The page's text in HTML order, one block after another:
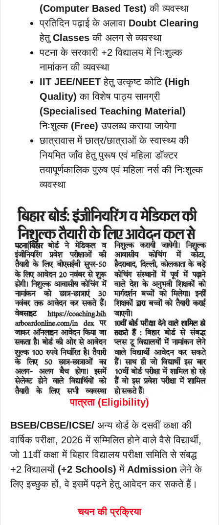
(Computer Based Test)की व्यवस्था
प्रतिदिन पढ़ाई के अलावा Doubt Clearing
हेतुClassesकी अलग से व्यवस्था
पटना के सरकारी +2 विद्यालय में निःशुल्क
नामांकन की व्यवस्था
IIT JEE/NEETहेतु उत्कृष्ट कोटि (High
Quality)का विशेष पाठ्य सामग्री
(Specialised Teaching Material)
निःशुल्क (Free) उपलब्ध कराया जायेगा
छात्रावास में छात्र/छात्राओं के स्वास्थ्य की
नियमित जाँव हेतु पुरूष एवं महिला डॉक्टर
तयापूर्णकालिक पुरुष एवं महिला नर्स की निःशुल्क
व्यवस्था
पात्रता (Eligibility)
BSEB/CBSE/ICSE/ अन्य बोर्ड के दसवीं कक्षा की
वार्षिक परीक्षा, 2026 में सम्मिलित होने वाले वैसे विद्यार्थी,
जो 11वीं कक्षा में बिहार विद्यालय परीक्षा समिति से संबद्ध
+2 विद्यालयों (+2 Schools)में Admission लेने के
लिए इच्छुक हों, वे इसमें पढ़ने हेतु आवेदन कर सकते हैं।
चयन की प्रक्रिया